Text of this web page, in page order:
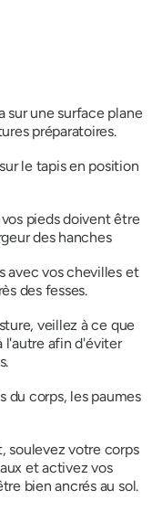
sur une surface plane
préparatoires.
le tapis en position
pieds doivent être
des hanches
avec vos chevilles et
des fesses.
veillez à ce que
l'autre afin d'éviter
du corps, les paumes
soulevez votre corps
et activez vos
bien ancrés au sol.